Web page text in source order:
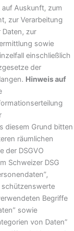
Auskunft, zum
zur Verarbeitung
zur
sowie
einschließlich
der
Hinweis auf
diesem Grund bitten
räumlichen
der DSGVO
Schweizer DSG
schützenswerte
Begriffe
sowie
von Daten”